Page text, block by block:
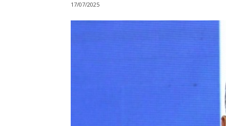
17/07/2025